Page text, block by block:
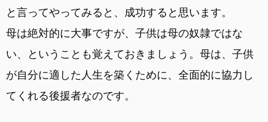
と言ってやってみると、成功すると思います。
母は絶対的に大事ですが、子供は母の奴隷ではな
い、ということも覚えておきましょう。母は、子供
が自分に適した人生を築くために、全面的に協力し
てくれる後援者なのです。